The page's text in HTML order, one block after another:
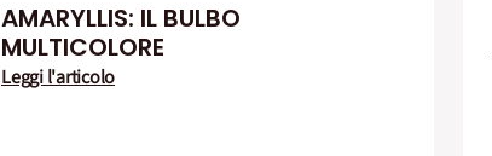
AMARYLLIS: IL BULBO
MULTICOLORE
Leggi l'articolo